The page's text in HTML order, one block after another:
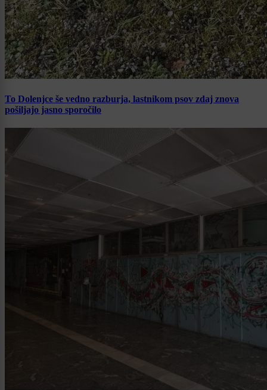
To Dolenjce še vedno razburja, lastnikom psov zdaj znova
pošiljajo jasno sporočilo